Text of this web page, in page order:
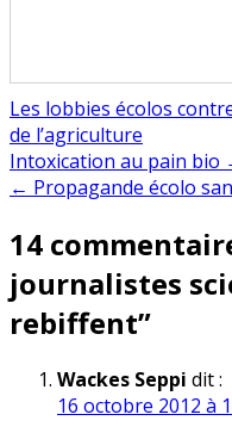
Les lobbies écolos
de l’agriculture
Navigation
de
l’article
Intoxication au pain bio
← Propagande écolo
14
journalistes
rebiffent”
Wackes Seppi dit :
16 octobre 2012 à